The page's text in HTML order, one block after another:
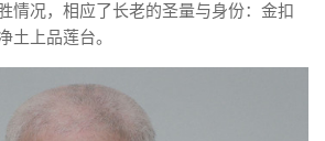
情况，相应了长老的圣量与身份：金扣
土上品莲台。